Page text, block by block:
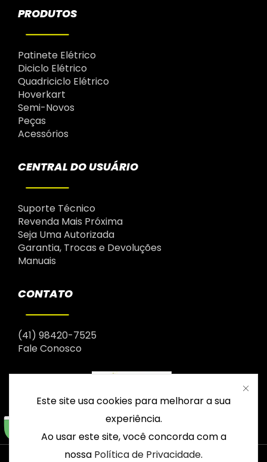
PRODUTOS
Patinete Elétrico
Diciclo Elétrico
Quadriciclo Elétrico
Hoverkart
Semi-Novos
Peças
Acessórios
CENTRAL DO USUÁRIO
Suporte Técnico
Revenda Mais Próxima
Seja Uma Autorizada
Garantia, Trocas e Devoluções
Manuais
CONTATO
(41) 98420-7525
Fale Conosco
Este site usa cookies para melhorar a sua
experiência.
Ao usar este site, você concorda com a
nossa Política de Privacidade.